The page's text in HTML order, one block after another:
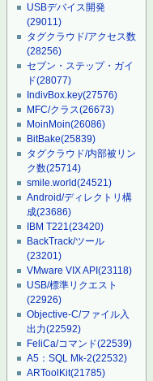
USBデバイス開発
(29011)
タグクラウド/アクセス数
(28256)
セブン・ステップ・ガイ
ド(28077)
IndivBox.key(27576)
MFC/クラス(26673)
MoinMoin(26086)
BitBake(25839)
タグクラウド/内部被リン
ク数(25714)
smile.world(24521)
Android/ディレクトリ構
成(23686)
IBM T221(23420)
BackTrack/ツール
(23201)
VMware VIX API(23118)
USB/標準リクエスト
(22926)
Objective-C/ファイル入
出力(22592)
FeliCa/コマンド(22539)
A5：SQL Mk-2(22532)
ARToolKit(21785)